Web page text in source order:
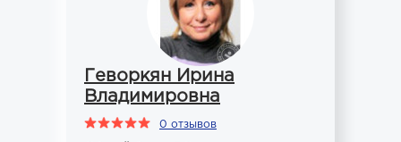
Геворкян Ирина
Владимировна
0 отзывов